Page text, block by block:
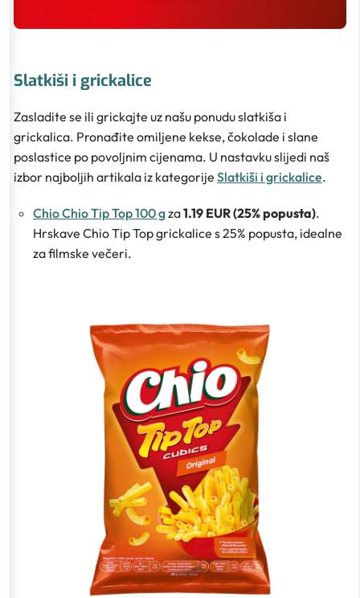
Slatkiši i grickalice
Zasladite se ili grickajte uz našu ponudu slatkiša i
grickalica. Pronađite omiljene kekse, čokolade i slane
poslastice po povoljnim cijenama. U nastavku slijedi naš
izbor najboljih artikala iz kategorije Slatkiši i grickalice.
Chio Chio Tip Top 100 gza1.19 EUR (25% popusta).
Hrskave Chio Tip Top grickalice s 25% popusta, idealne
za filmske večeri.